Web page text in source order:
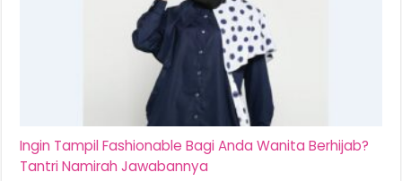
Ingin Tampil Fashionable Bagi Anda Wanita Berhijab?
Tantri Namirah Jawabannya